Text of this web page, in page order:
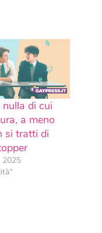
nulla di cui
a meno
si tratti di
2025